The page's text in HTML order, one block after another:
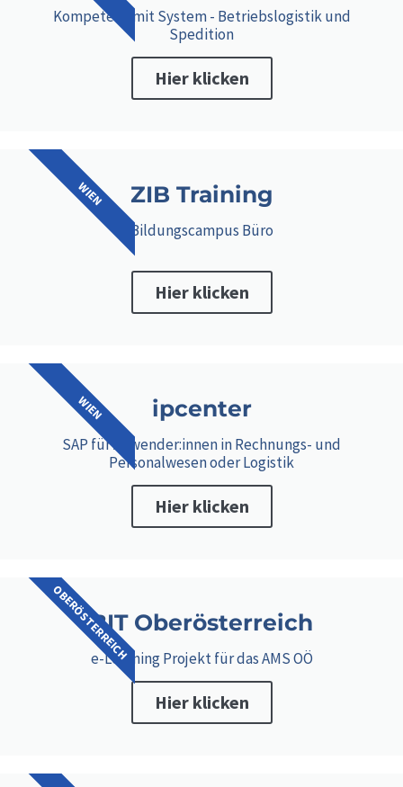
Kompetenz mit System - Betriebslogistik und
Spedition
Hier klicken
ZIB Training
Bildungscampus Büro
Hier klicken
WIEN
ipcenter
SAP für Anwender:innen in Rechnungs- und
Personalwesen oder Logistik
Hier klicken
WIEN
BIT Oberösterreich
e-Learning Projekt für das AMS OÖ
Hier klicken
OBERÖSTERREICH